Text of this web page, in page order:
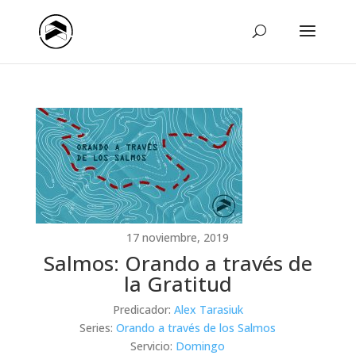
17 noviembre, 2019
Salmos: Orando a través de
la Gratitud
Predicador: Alex Tarasiuk
Series: Orando a través de los Salmos
Servicio: Domingo